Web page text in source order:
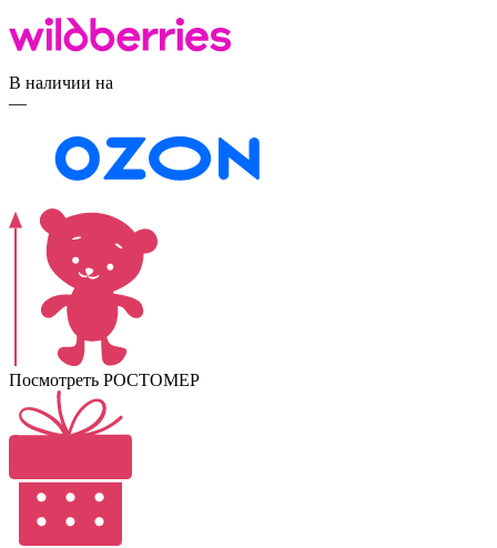
В наличии на
—
Посмотреть РОСТОМЕР